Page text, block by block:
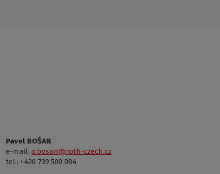
Pavel BOŠAN
e-mail: p.bosan@roth-czech.cz
tel.: +420 739 500 084